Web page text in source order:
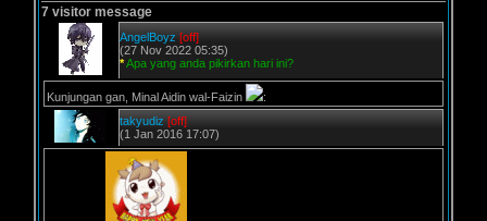
7 visitor message
AngelBoyz [off]
(27 Nov 2022 05:35)
*Apa yang anda pikirkan hari ini?
Kunjungan gan, Minal Aidin wal-Faizin
:
takyudiz [off]
(1 Jan 2016 17:07)